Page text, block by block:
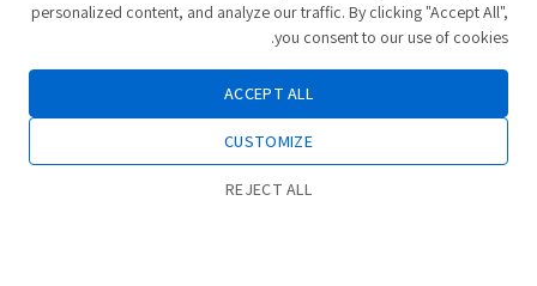
לנציג בוואצאפ
0
personalized content, and analyze our traffic. By clicking "Accept All",
you consent to our use of cookies.
ACCEPT ALL
CUSTOMIZE
REJECT ALL